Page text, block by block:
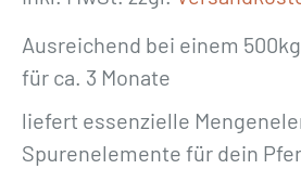
Ausreichend bei einem
für ca. 3 Monate
liefert essenzielle
Spurenelemente für dein